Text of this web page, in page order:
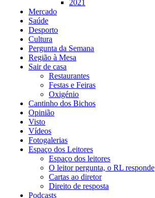
2021
Mercado
Saúde
Desporto
Cultura
Pergunta da Semana
Região à Mesa
Sair de casa
Restaurantes
Festas e Feiras
Oxigénio
Cantinho dos Bichos
Opinião
Visto
Vídeos
Fotogalerias
Espaço dos Leitores
Espaço dos leitores
O leitor pergunta, o RL responde
Cartas ao diretor
Direito de resposta
Podcasts